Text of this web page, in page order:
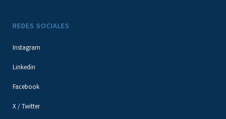
REDES SOCIALES
Instagram
Linkedin
Facebook
X / Twitter